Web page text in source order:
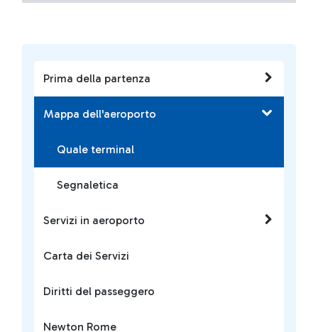
Prima della partenza
Mappa dell'aeroporto
Quale terminal
Segnaletica
Servizi in aeroporto
Carta dei Servizi
Diritti del passeggero
Newton Rome